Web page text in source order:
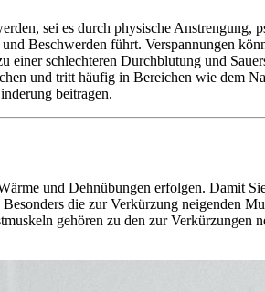
sei es durch physische Anstrengung,
Beschwerden führt. Verspannungen
schlechteren Durchblutung und
und tritt häufig in Bereichen wie dem
beitragen.
und Dehnübungen erfolgen. Damit
die zur Verkürzung neigenden
gehören zu den zur Verkürzungen